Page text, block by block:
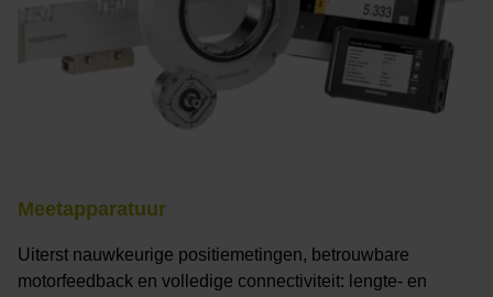
Meetapparatuur
Uiterst nauwkeurige positiemetingen, betrouwbare
motorfeedback en volledige connectiviteit: lengte- en